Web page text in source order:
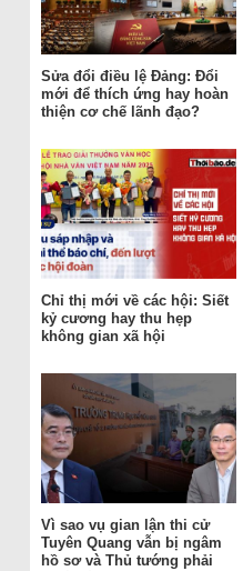
Sửa đổi điều lệ Đảng: Đổi
mới để thích ứng hay hoàn
thiện cơ chế lãnh đạo?
Chỉ thị mới về các hội: Siết
kỷ cương hay thu hẹp
không gian xã hội
Vì sao vụ gian lận thi cử
Tuyên Quang vẫn bị ngâm
hồ sơ và Thủ tướng phải